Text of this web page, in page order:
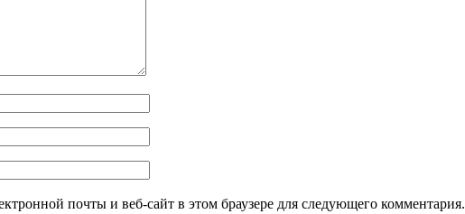
почты и веб-сайт в этом браузере для следующего комментария.